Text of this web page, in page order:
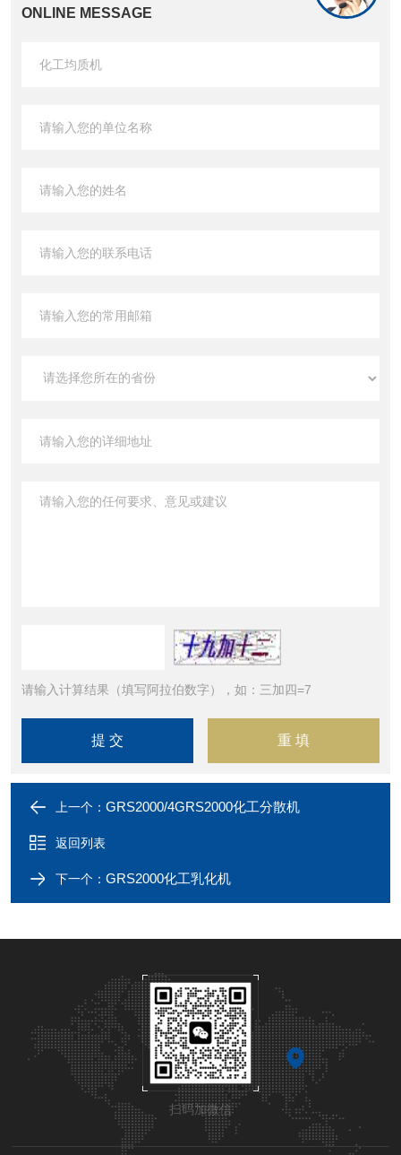
ONLINE MESSAGE
请输入计算结果（填写阿拉伯数字），如：三加四=7
上一个： GRS2000/4GRS2000化工分散机
返回列表
下一个： GRS2000化工乳化机
扫码加微信